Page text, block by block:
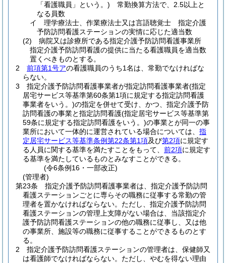
「看護職員」という。) 常勤換算方法で、2.5以上と
なる員数
イ
理学療法士、作業療法士又は言語聴覚士 指定介護
予防訪問看護ステーションの実情に応じた適当数
(2)
病院又は診療所である指定介護予防訪問看護事業所
指定介護予防訪問看護の提供に当たる看護職員を適当数
置くべきものとする。
2
前項第1号アの看護職員のうち1名は、常勤でなければな
らない。
3
指定介護予防訪問看護事業者が指定訪問看護事業者(指定
居宅サービス等基準第60条第1項に規定する指定訪問看護
事業者をいう。)の指定を併せて受け、かつ、指定介護予防
訪問看護の事業と指定訪問看護(指定居宅サービス等基準第
59条に規定する指定訪問看護をいう。)の事業とが同一の事
業所において一体的に運営されている場合については、 指
定居宅サービス等基準条例第22条第1項及び第2項に規定す
る人員に関する基準を満たすことをもって、 前2項に規定す
る基準を満たしているものとみなすことができる。
(令6条例16・一部改正)
(管理者)
第23条
指定介護予防訪問看護事業者は、指定介護予防訪問
看護ステーションごとに専らその職務に従事する常勤の管
理者を置かなければならない。 ただし、指定介護予防訪問
看護ステーションの管理上支障がない場合は、当該指定介
護予防訪問看護ステーションの他の職務に従事し、又は他
の事業所、施設等の職務に従事することができるものとす
る。
2
指定介護予防訪問看護ステーションの管理者は、保健師又
は看護師でなければならない。 ただし、やむを得ない理由